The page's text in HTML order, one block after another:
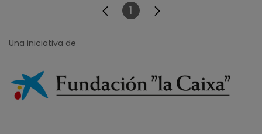
Página
1
Una iniciativa de